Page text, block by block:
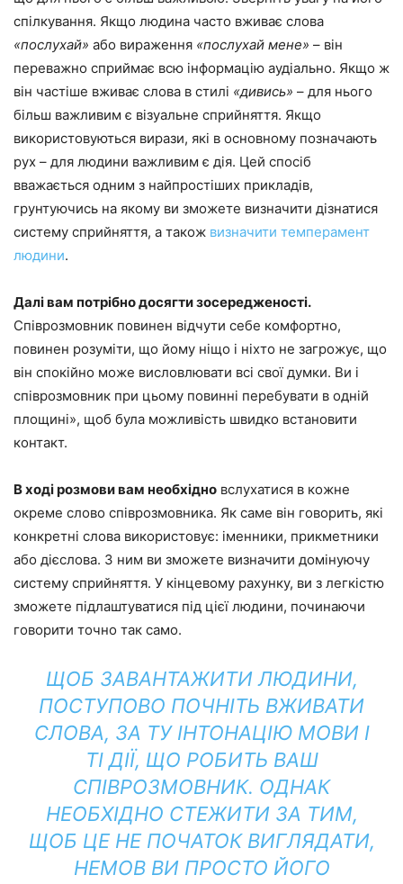
спілкування. Якщо людина часто вживає слова
«послухай» або вираження «послухай мене» – він
переважно сприймає всю інформацію аудіально. Якщо ж
він частіше вживає слова в стилі «дивись» – для нього
більш важливим є візуальне сприйняття. Якщо
використовуються вирази, які в основному позначають
рух – для людини важливим є дія. Цей спосіб
вважається одним з найпростіших прикладів,
грунтуючись на якому ви зможете визначити дізнатися
систему сприйняття, а також визначити темперамент
людини.
Далі вам потрібно досягти зосередженості.
Співрозмовник повинен відчути себе комфортно,
повинен розуміти, що йому ніщо і ніхто не загрожує, що
він спокійно може висловлювати всі свої думки. Ви і
співрозмовник при цьому повинні перебувати в одній
площині», щоб була можливість швидко встановити
контакт.
В ході розмови вам необхідно вслухатися в кожне
окреме слово співрозмовника. Як саме він говорить, які
конкретні слова використовує: іменники, прикметники
або дієслова. З ним ви зможете визначити домінуючу
систему сприйняття. У кінцевому рахунку, ви з легкістю
зможете підлаштуватися під цієї людини, починаючи
говорити точно так само.
ЩОБ ЗАВАНТАЖИТИ ЛЮДИНИ,
ПОСТУПОВО ПОЧНІТЬ ВЖИВАТИ
СЛОВА, ЗА ТУ ІНТОНАЦІЮ МОВИ І
ТІ ДІЇ, ЩО РОБИТЬ ВАШ
СПІВРОЗМОВНИК. ОДНАК
НЕОБХІДНО СТЕЖИТИ ЗА ТИМ,
ЩОБ ЦЕ НЕ ПОЧАТОК ВИГЛЯДАТИ,
НЕМОВ ВИ ПРОСТО ЙОГО